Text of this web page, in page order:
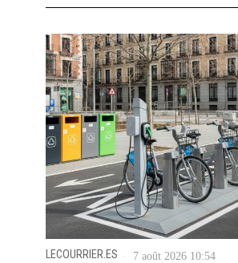
LECOURRIER.ES 7 août 2026 10:54